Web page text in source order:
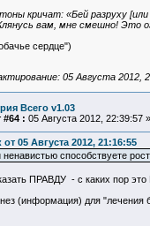
кричат: «Бей разруху
вам, мне смешно! Это
сердце")
05 Августа 2012,
Всего v1.03
#64 : 05 Августа 2012, 22:39:57 »
от 05 Августа 2012, 21:16:55
ненавистью способствуете
ПРАВДУ - с каких пор
(информация) для "лечения